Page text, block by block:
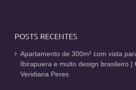
POSTS RECENTES
Apartamento de 300m² com vista
Ibirapuera e muito design brasileiro |
Veridiana Peres